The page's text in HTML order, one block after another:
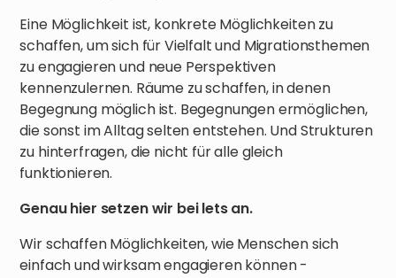
Eine Möglichkeit ist, konkrete Möglichkeiten zu
schaffen, um sich für Vielfalt und Migrationsthemen
zu engagieren und neue Perspektiven
kennenzulernen. Räume zu schaffen, in denen
Begegnung möglich ist. Begegnungen ermöglichen,
die sonst im Alltag selten entstehen. Und Strukturen
zu hinterfragen, die nicht für alle gleich
funktionieren.
Genau hier setzen wir bei lets an.
Wir schaffen Möglichkeiten, wie Menschen sich
einfach und wirksam engagieren können -